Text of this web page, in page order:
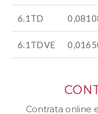
6.1TD
6.1TDVE
Contrata online